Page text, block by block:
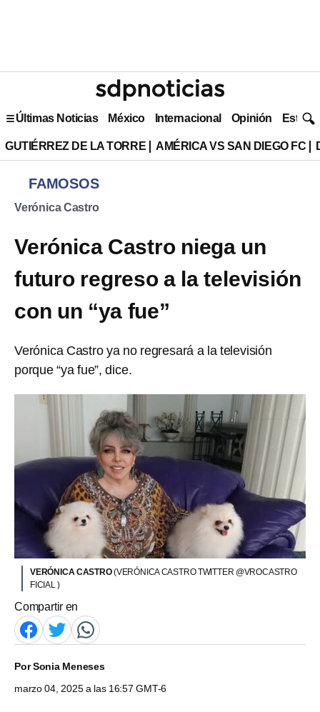
Últimas Noticias México Internacional Opinión Estilo
GUTIÉRREZ DE LA TORRE AMÉRICA VS SAN DIEGO FC
FAMOSOS
Verónica Castro
Verónica Castro niega un
futuro regreso a la televisión
con un “ya fue”
Verónica Castro ya no regresará a la televisión
porque “ya fue”, dice.
VERÓNICA CASTRO(VERÓNICA CASTRO TWITTER @VROCASTRO
FICIAL )
Compartir en
PorSonia Meneses
marzo 04, 2025 a las 16:57 GMT-6